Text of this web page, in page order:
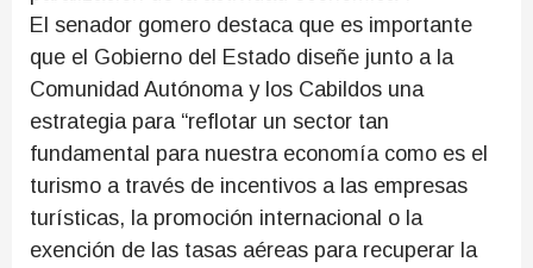
El senador gomero destaca que es importante
que el Gobierno del Estado diseñe junto a la
Comunidad Autónoma y los Cabildos una
estrategia para “reflotar un sector tan
fundamental para nuestra economía como es el
turismo a través de incentivos a las empresas
turísticas, la promoción internacional o la
exención de las tasas aéreas para recuperar la